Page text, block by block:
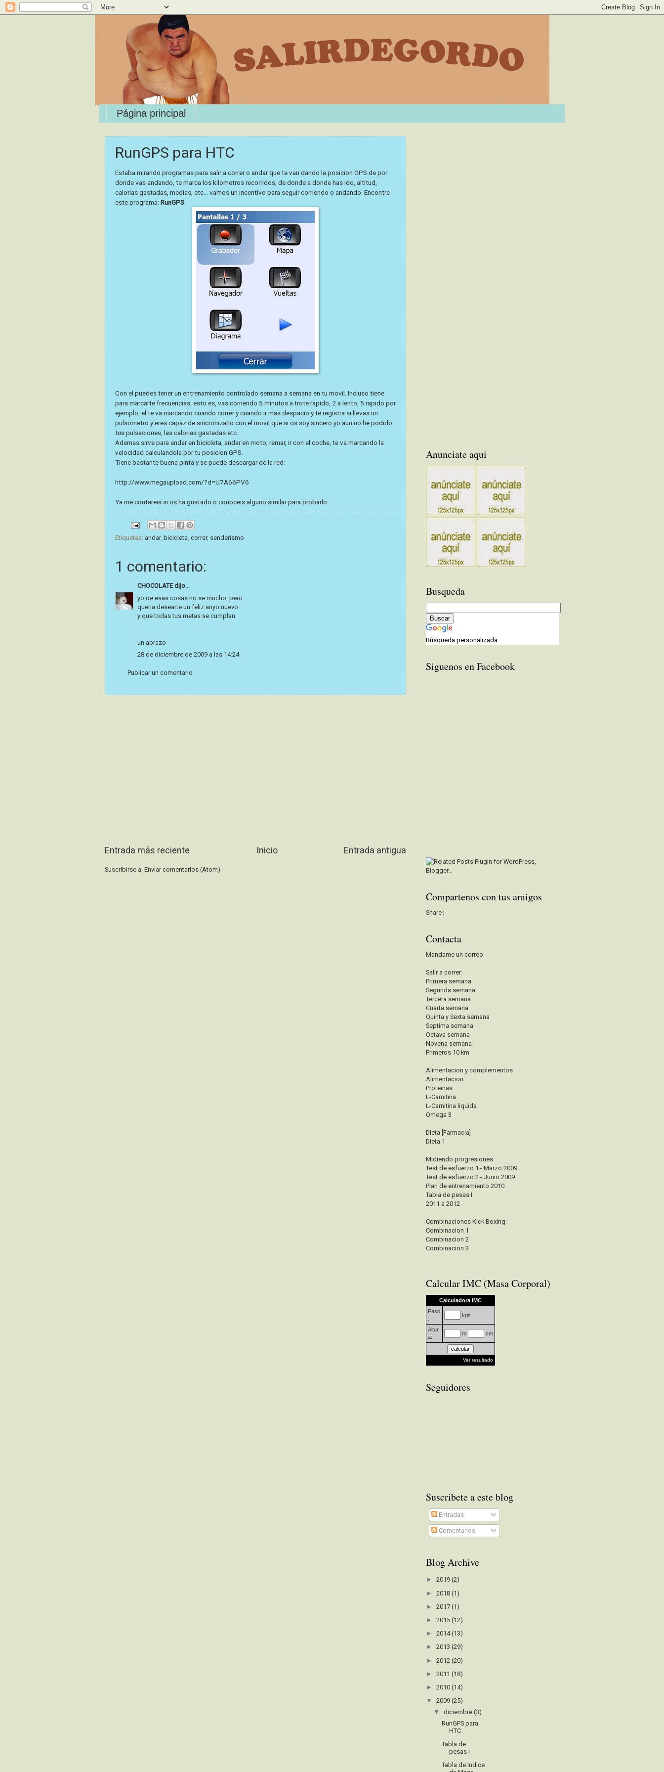
Página principal
RunGPS para HTC
Estaba mirando programas para salir a correr o andar que te van dando la posicion GPS de por
donde vas andando, te marca los kilometros recorridos, de donde a donde has ido, altitud,
calorias gastadas, medias, etc... vamos un incentivo para seguir corriendo o andando. Encontre
este programa: RunGPS
Con el puedes tener un entrenamiento controlado semana a semana en tu movil. Incluso tiene
para marcarte frecuencias, esto es, vas corriendo 5 minutos a trote rapido, 2 a lento, 5 rapido por
ejemplo, el te va marcando cuando correr y cuando ir mas despacio y te registra si llevas un
pulsometro y eres capaz de sincronizarlo con el movil que si os soy sincero yo aun no he podido
tus pulsaciones, las calorias gastadas etc...
Ademas sirve para andar en bicicleta, andar en moto, remar, ir con el coche, te va marcando la
velocidad calculandola por tu posicion GPS.
Tiene bastante buena pinta y se puede descargar de la red:
http://www.megaupload.com/?d=U7A66PV6
Ya me contareis si os ha gustado o conoceis alguno similar para probarlo...
Etiquetas: andar, bicicleta, correr, senderismo
1 comentario:
CHOCOLATE dijo...
yo de esas cosas no se mucho, pero
queria desearte un feliz anyo nuevo
y que todas tus metas se cumplan.
un abrazo
28 de diciembre de 2009 a las 14:24
Publicar un comentario
Entrada más reciente Entrada antigua
Inicio
Suscribirse a: Enviar comentarios (Atom)
Anunciate aqui
Busqueda
Búsqueda personalizada
Siguenos en Facebook
Compartenos con tus amigos
Share |
Contacta
Mandame un correo
Salir a correr:
Primera semana
Segunda semana
Tercera semana
Cuarta semana
Quinta y Sexta semana
Septima semana
Octava semana
Novena semana
Primeros 10 km
Alimentacion y complementos
Alimentacion
Proteinas
L-Carnitina
L-Carnitina liquida
Omega 3
Dieta [Farmacia]
Dieta 1
Midiendo progresiones
Test de esfuerzo 1 - Marzo 2009
Test de esfuerzo 2 - Junio 2009
Plan de entrenamiento 2010
Tabla de pesas I
2011 a 2012
Combinaciones Kick Boxing:
Combinacion 1
Combinacion 2
Combinacion 3
Calcular IMC (Masa Corporal)
Calculadora IMC
Peso
:
kgs
Altur
a:
m cm
Ver resultado
Seguidores
Suscribete a este blog
Entradas
Comentarios
Blog Archive
► 2019 (2)
► 2018 (1)
► 2017 (1)
► 2015 (12)
► 2014(13)
► 2013 (29)
► 2012 (20)
► 2011 (18)
► 2010 (14)
▼ 2009 (25)
▼diciembre(3)
RunGPS para
HTC
Tabla de
pesas I
Tabla de Indice